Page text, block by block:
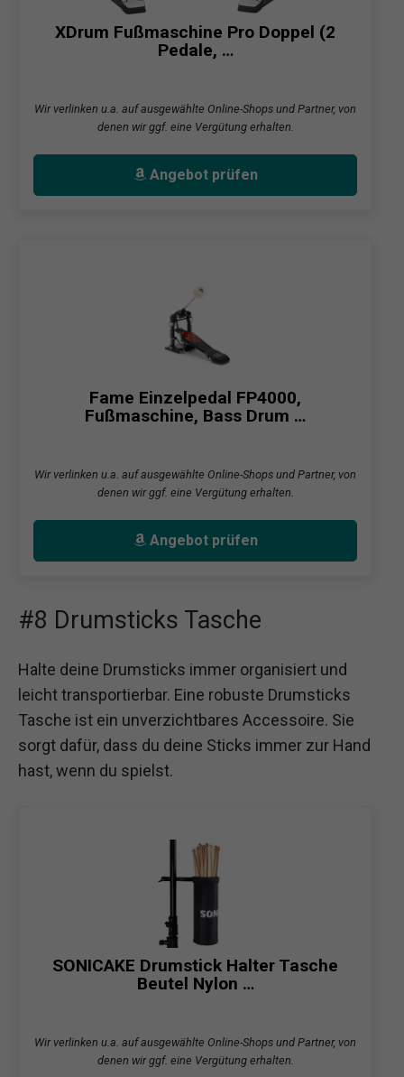
XDrum Fußmaschine Pro Doppel (2
Pedale, …
Wir verlinken u.a. auf ausgewählte Online-Shops und Partner, von
denen wir ggf. eine Vergütung erhalten.
Angebot prüfen
Fame Einzelpedal FP4000,
Fußmaschine, Bass Drum …
Wir verlinken u.a. auf ausgewählte Online-Shops und Partner, von
denen wir ggf. eine Vergütung erhalten.
Angebot prüfen
#8 Drumsticks Tasche
Halte deine Drumsticks immer organisiert und
leicht transportierbar. Eine robuste Drumsticks
Tasche ist ein unverzichtbares Accessoire. Sie
sorgt dafür, dass du deine Sticks immer zur Hand
hast, wenn du spielst.
SONICAKE Drumstick Halter Tasche
Beutel Nylon …
Wir verlinken u.a. auf ausgewählte Online-Shops und Partner, von
denen wir ggf. eine Vergütung erhalten.